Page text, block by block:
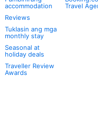
accommodation
Reviews
Tuklasin ang mga
monthly stay
Seasonal at
holiday deals
Traveller Review
Awards
Travel